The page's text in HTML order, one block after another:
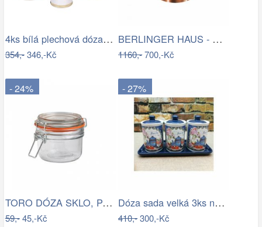
4ks bílá plechová dóza s růžemi - Ø 11…
354,-346,-Kč
BERLINGER HAUS - Dóza na potraviny sada…
1160,-700,-Kč
- 24%
TORO DÓZA SKLO, PATENTNÍ UZÁVĚR, 8,3X7CM
59,-45,-Kč
- 27%
Dóza sada velká 3ks na tácku FRESH TEA
410,-300,-Kč